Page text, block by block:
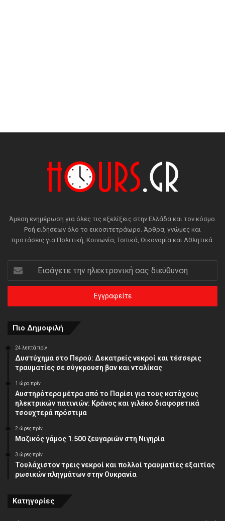
Άμεση ενημέρωση για όλες τις εξελίξεις στην Ελλάδα και τον κόσμο.
Ροή ειδήσεων όλο το εικοσιτετράωρο. Άρθρα, γνώμες και
προτάσεις για Πολιτική, Κοινωνία, Τοπικά, Οικονομία και Αθλητικά.
Εισάγετε
την
ηλεκτρονική
διεύθυνση
Πιο Δημοφιλή
24 λεπτά πρίν
Δυστύχημα στο Περού: Δεκατρείς νεκροί και τέσσερις
τραυματίες σε σύγκρουση βαν και νταλίκας
1 ώρα πρίν
Αυστηρότερα μέτρα από το Παρίσι για τους κατόχους
ηλεκτρικών πατινιών: Κράνος και γιλέκο διαφορετικά
τσουχτερά πρόστιμα
2 ώρες πρίν
Μαζικός γάμος 1.500 ζευγαριών στη Νιγηρία
3 ώρες πρίν
Τουλάχιστον τρεις νεκροί και πολλοί τραυματίες εξαιτίας
ρωσικών πληγμάτων στην Ουκρανία
Κατηγορίες